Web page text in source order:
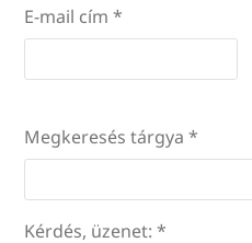
E-mail cím *
Megkeresés tárgya *
Kérdés, üzenet: *